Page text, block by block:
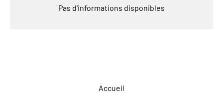
Pas d'informations disponibles
Accueil